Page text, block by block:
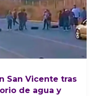
San Vicente tras
de agua y